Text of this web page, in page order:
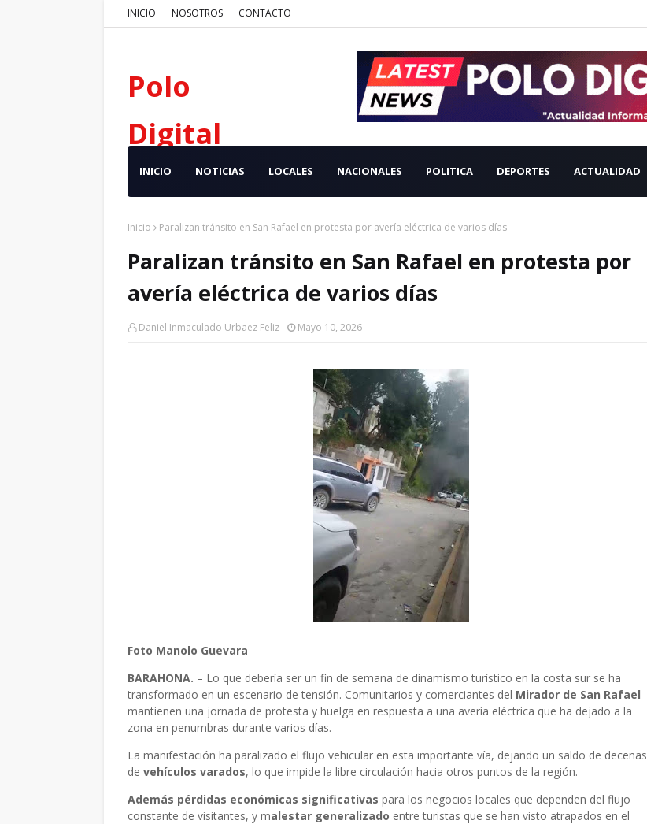
INICIO NOSOTROS CONTACTO
Polo
Digital
INICIO NOTICIAS LOCALES NACIONALES POLITICA DEPORTES ACTUALIDAD
Inicio Paralizan tránsito en San Rafael en protesta por avería eléctrica de varios días
Paralizan tránsito en San Rafael en protesta por
avería eléctrica de varios días
Daniel Inmaculado Urbaez Feliz Mayo 10, 2026
Foto Manolo Guevara
BARAHONA. – Lo que debería ser un fin de semana de dinamismo turístico en la costa sur se ha
transformado en un escenario de tensión. Comunitarios y comerciantes del Mirador de San Rafael
mantienen una jornada de protesta y huelga en respuesta a una avería eléctrica que ha dejado a la
zona en penumbras durante varios días.
La manifestación ha paralizado el flujo vehicular en esta importante vía, dejando un saldo de decenas
de vehículos varados, lo que impide la libre circulación hacia otros puntos de la región.
Además pérdidas económicas significativas para los negocios locales que dependen del flujo
constante de visitantes, y malestar generalizado entre turistas que se han visto atrapados en el